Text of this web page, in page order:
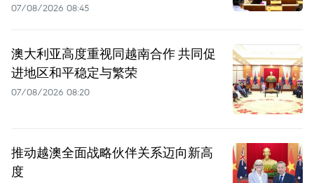
07/08/2026 08:45
澳大利亚高度重视同越南合作 共同促
进地区和平稳定与繁荣
07/08/2026 08:20
推动越澳全面战略伙伴关系迈向新高
度